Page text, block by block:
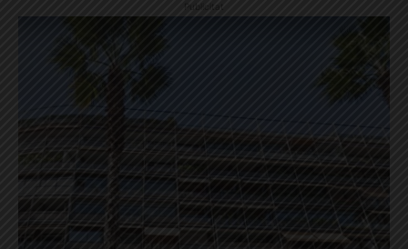
Publicitat